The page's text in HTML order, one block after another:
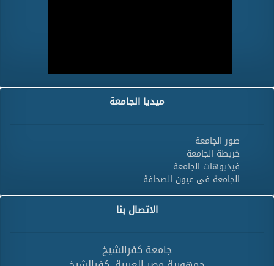
ميديا الجامعة
صور الجامعة
خريطة الجامعة
فيديوهات الجامعة
الجامعة فى عيون الصحافة
الاتصال بنا
جامعة كفرالشيخ